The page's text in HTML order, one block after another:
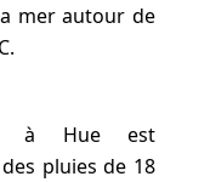
mer autour de
à Hue est
pluies de 18